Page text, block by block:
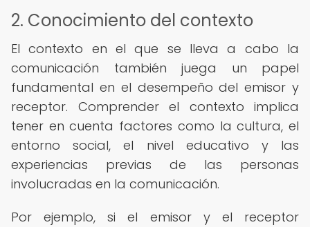
2. Conocimiento del contexto
El contexto en el que se lleva a cabo la
comunicación también juega un papel
fundamental en el desempeño del emisor y
receptor. Comprender el contexto implica
tener en cuenta factores como la cultura, el
entorno social, el nivel educativo y las
experiencias previas de las personas
involucradas en la comunicación.
Por ejemplo, si el emisor y el receptor